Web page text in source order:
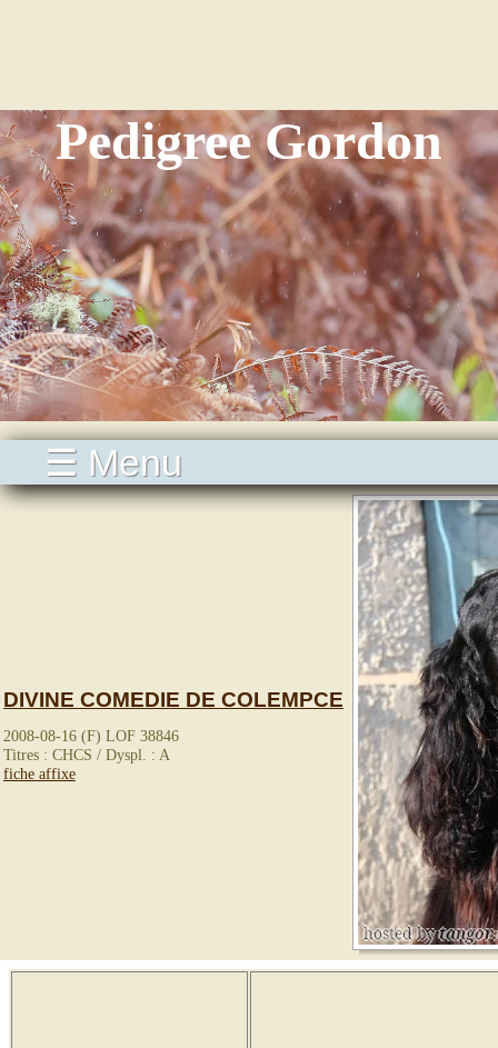
Pedigree Gordon
☰ Menu
DIVINE COMEDIE DE COLEMPCE
2008-08-16 (F) LOF 38846
Titres : CHCS / Dyspl. : A
fiche affixe